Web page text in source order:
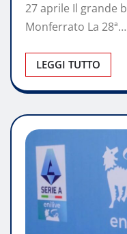
27 aprile Il grande
Monferrato La 28ª…
LEGGI TUTTO